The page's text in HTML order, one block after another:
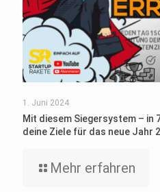
1. Juni 2024
Mit diesem Siegersystem – in
deine Ziele für das neue Jahr
Mehr erfahren